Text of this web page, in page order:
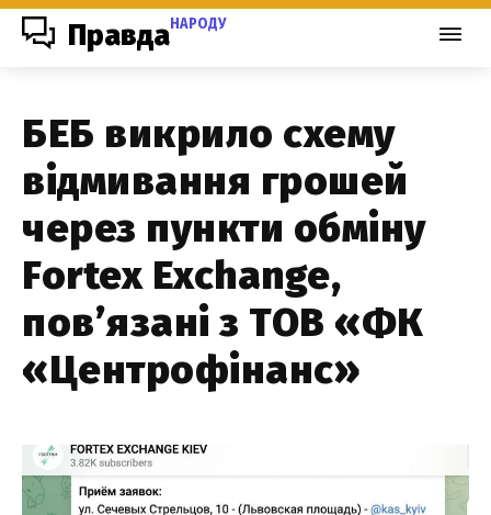
ПравдаНАРОДУ
БЕБ викрило схему
відмивання грошей
через пункти обміну
Fortex Exchange,
пов’язані з ТОВ «ФК
«Центрофінанс»